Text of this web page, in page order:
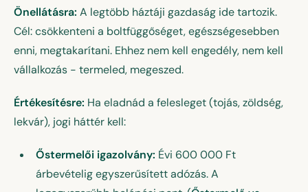
Önellátásra: A legtöbb háztáji gazdaság ide tartozik.
Cél: csökkenteni a boltfüggőséget, egészségesebben
enni, megtakarítani. Ehhez nem kell engedély, nem kell
vállalkozás - termeled, megeszed.
Értékesítésre: Ha eladnád a felesleget (tojás, zöldség,
lekvár), jogi háttér kell:
Őstermelői igazolvány: Évi 600 000 Ft
árbevételig egyszerűsített adózás. A